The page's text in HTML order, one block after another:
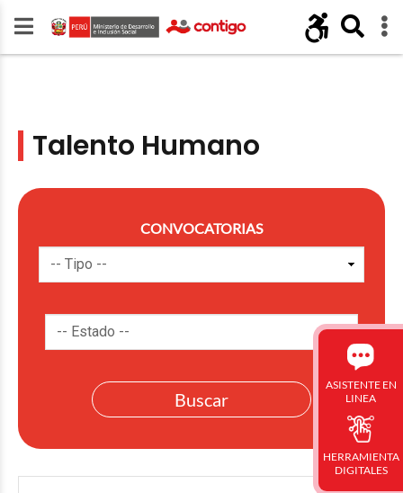
Talento Humano
CONVOCATORIAS
ASISTENTE EN
LINEA
HERRAMIENTA
DIGITALES